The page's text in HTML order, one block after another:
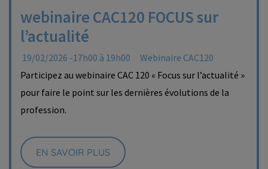
webinaire CAC120 FOCUS sur
l’actualité
19/02/2026 -17h00 à 19h00
Webinaire CAC120
Participez au webinaire CAC 120 « Focus sur l’actualité »
pour faire le point sur les dernières évolutions de la
profession.
EN SAVOIR PLUS